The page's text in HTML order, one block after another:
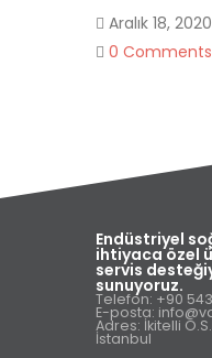
Aralık 18, 2020
0 Comments
Endüstriyel
ihtiyaca özel
servis
sunuyoruz.
Telefon: +90 543
E-posta:
Adres: İkitelli
İstanbul